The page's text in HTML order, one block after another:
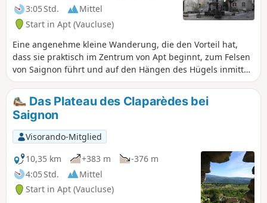
3:05 Std.
Mittel
Start in Apt (Vaucluse)
Eine angenehme kleine Wanderung, die den Vorteil hat,
dass sie praktisch im Zentrum von Apt beginnt, zum Felsen
von Saignon führt und auf den Hängen des Hügels inmitten
von Obstbäumen und Lavendelfeldern zurückführt.
Das Plateau des Claparèdes bei
Saignon
Visorando-Mitglied
10,35 km
+383 m
-376 m
4:05 Std.
Mittel
Start in Apt (Vaucluse)